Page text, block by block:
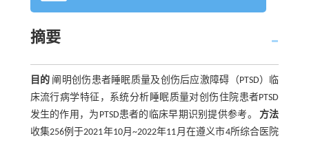
摘要
目的 阐明创伤患者睡眠质量及创伤后应激障碍（PTSD）临
床流行病学特征，系统分析睡眠质量对创伤住院患者PTSD
发生的作用，为PTSD患者的临床早期识别提供参考。 方法
收集256例于2021年10月~2022年11月在遵义市4所综合医院